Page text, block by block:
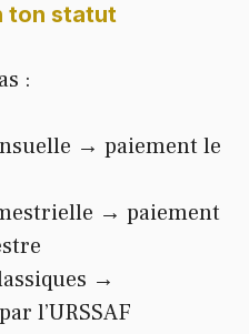
ton statut
:
→ paiement le
→ paiement
→
l’URSSAF